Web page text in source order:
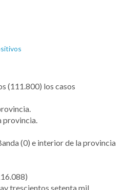
(111.800) los casos
provincia.
(0) e interior de la provincia
trescientos setenta mil